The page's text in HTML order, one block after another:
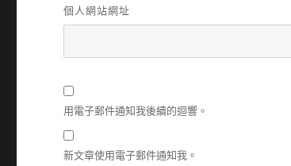
個人網站網址
用電子郵件通知我後續的迴響。
新文章使用電子郵件通知我。